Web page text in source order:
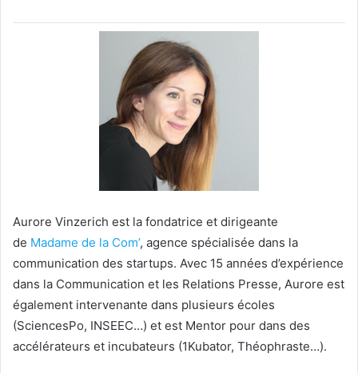
Aurore Vinzerich est la fondatrice et dirigeante
de Madame de la Com’, agence spécialisée dans la
communication des startups. Avec 15 années d’expérience
dans la Communication et les Relations Presse, Aurore est
également intervenante dans plusieurs écoles
(SciencesPo, INSEEC…) et est Mentor pour dans des
accélérateurs et incubateurs (1Kubator, Théophraste…).